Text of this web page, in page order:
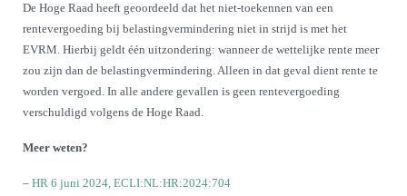
De Hoge Raad heeft geoordeeld dat het niet-toekennen van een
rentevergoeding bij belastingvermindering niet in strijd is met het
EVRM. Hierbij geldt één uitzondering: wanneer de wettelijke rente meer
zou zijn dan de belastingvermindering. Alleen in dat geval dient rente te
worden vergoed. In alle andere gevallen is geen rentevergoeding
verschuldigd volgens de Hoge Raad.
Meer weten?
– HR 6 juni 2024, ECLI:NL:HR:2024:704